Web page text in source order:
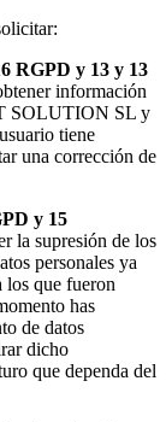
RGPD y 13 y 13
información
SOLUTION SL y
tiene
una corrección de
y 15
la supresión de los
personales ya
los que fueron
has
de datos
dicho
que dependa del